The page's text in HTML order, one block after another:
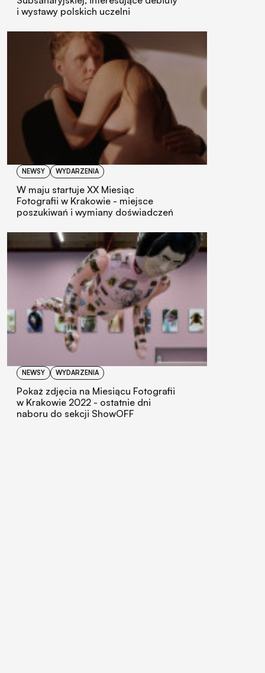
i wystawy polskich uczelni
NEWSY WYDARZENIA
W maju startuje XX Miesiąc
Fotografii w Krakowie - miejsce
poszukiwań i wymiany doświadczeń
NEWSY WYDARZENIA
Pokaż zdjęcia na Miesiącu Fotografii
w Krakowie 2022 - ostatnie dni
naboru do sekcji ShowOFF